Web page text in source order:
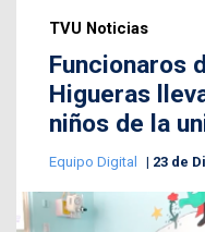
TVU Noticias
Funcionaros
Higueras
niños de la
Equipo Digital 23 de